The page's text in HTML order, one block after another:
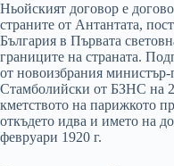
Ньойският договор е
страните от Антантата,
България в Първата
границите на страната.
от новоизбрания
Стамболийски от БЗНС на
кметството на парижкото
откъдето идва и името на
февруари 1920 г.